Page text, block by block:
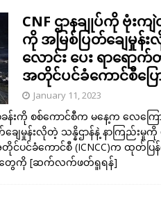
CNF ဌာနချုပ်ကို ဗုံ
ကို အမြစ်ပြတ်ချေမှုန်
လောင်း ပေး ရာရော
အတိုင်ပင်ခံကောင်စီပြေ
January 11, 2023
ပ်စခန်းကို စစ်ကောင်စီက မနေ့က လေက
ေမှုန်းလိုတဲ့ သန္နိဌာန်နဲ့ နာကြည်းမှုကို
ပင်ခံကောင်စီ (ICNCC)က ထုတ်ပြန်
တွေကို [ဆက်လက်ဖတ်ရှုရန်]